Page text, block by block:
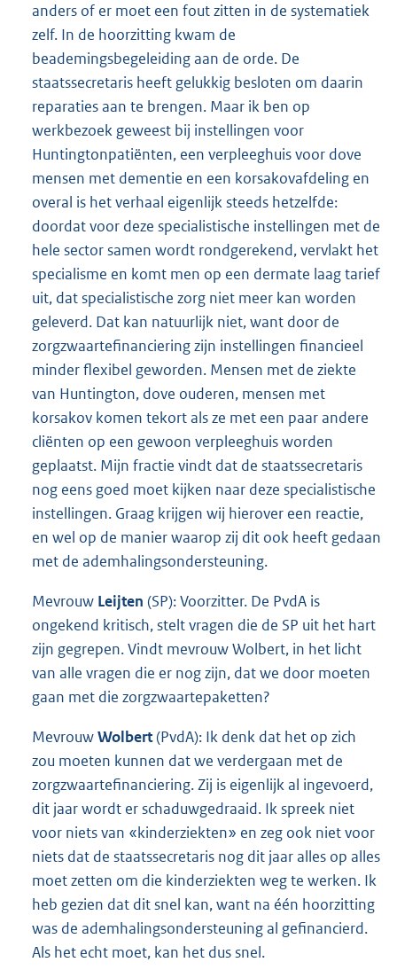
anders of er moet een fout zitten in de systematiek
zelf. In de hoorzitting kwam de
beademingsbegeleiding aan de orde. De
staatssecretaris heeft gelukkig besloten om daarin
reparaties aan te brengen. Maar ik ben op
werkbezoek geweest bij instellingen voor
Huntingtonpatiënten, een verpleeghuis voor dove
mensen met dementie en een korsakovafdeling en
overal is het verhaal eigenlijk steeds hetzelfde:
doordat voor deze specialistische instellingen met de
hele sector samen wordt rondgerekend, vervlakt het
specialisme en komt men op een dermate laag tarief
uit, dat specialistische zorg niet meer kan worden
geleverd. Dat kan natuurlijk niet, want door de
zorgzwaartefinanciering zijn instellingen financieel
minder flexibel geworden. Mensen met de ziekte
van Huntington, dove ouderen, mensen met
korsakov komen tekort als ze met een paar andere
cliënten op een gewoon verpleeghuis worden
geplaatst. Mijn fractie vindt dat de staatssecretaris
nog eens goed moet kijken naar deze specialistische
instellingen. Graag krijgen wij hierover een reactie,
en wel op de manier waarop zij dit ook heeft gedaan
met de ademhalingsondersteuning.
Mevrouw Leijten (SP): Voorzitter. De PvdA is
ongekend kritisch, stelt vragen die de SP uit het hart
zijn gegrepen. Vindt mevrouw Wolbert, in het licht
van alle vragen die er nog zijn, dat we door moeten
gaan met die zorgzwaartepaketten?
MevrouwWolbert(PvdA): Ik denk dat het op zich
zou moeten kunnen dat we verdergaan met de
zorgzwaartefinanciering. Zij is eigenlijk al ingevoerd,
dit jaar wordt er schaduwgedraaid. Ik spreek niet
voor niets van «kinderziekten» en zeg ook niet voor
niets dat de staatssecretaris nog dit jaar alles op alles
moet zetten om die kinderziekten weg te werken. Ik
heb gezien dat dit snel kan, want na één hoorzitting
was de ademhalingsondersteuning al gefinancierd.
Als het echt moet, kan het dus snel.